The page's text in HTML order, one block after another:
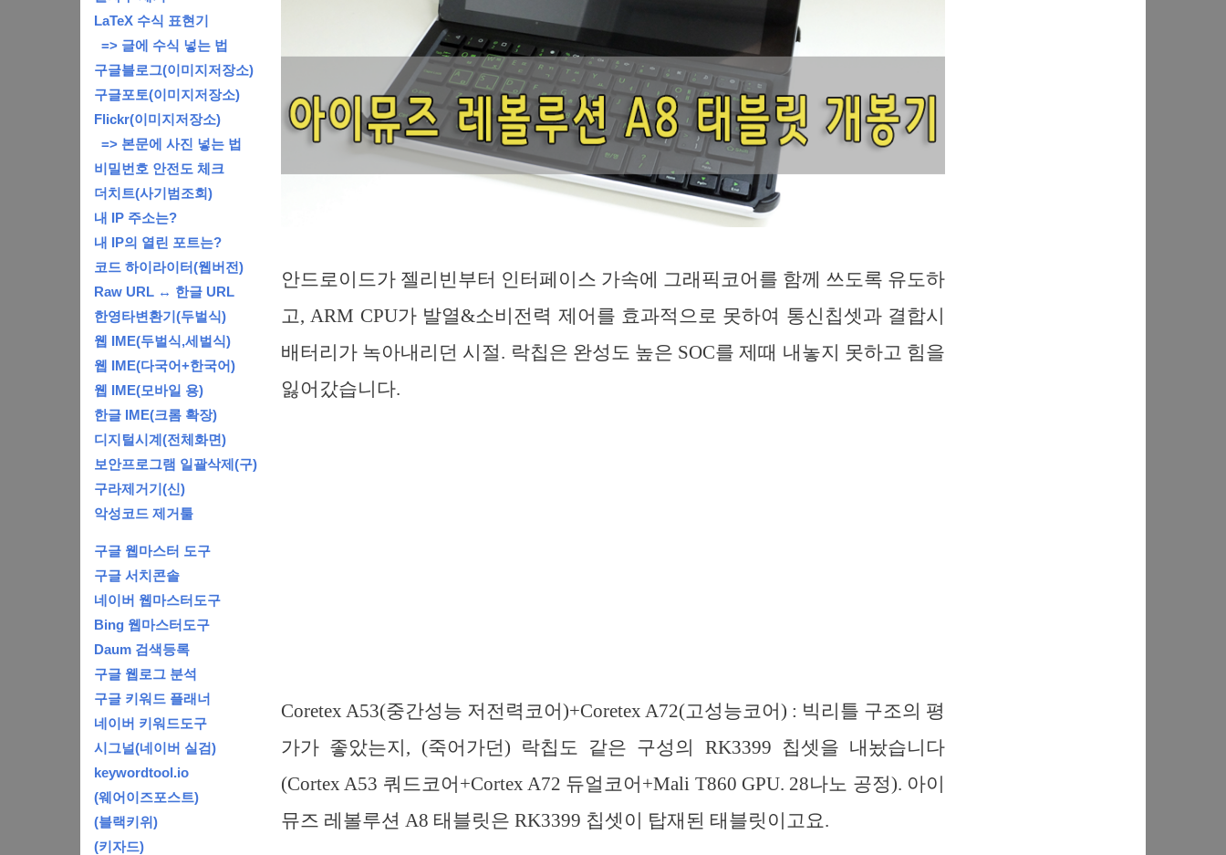
안드로이드가 젤리빈부터 인터페이스 가속에 그래픽코어를 함께 쓰도록 유도하
고, ARM CPU가 발열&소비전력 제어를 효과적으로 못하여 통신칩셋과 결합시
배터리가 녹아내리던 시절. 락칩은 완성도 높은 SOC를 제때 내놓지 못하고 힘을
잃어갔습니다.
Coretex A53(중간성능 저전력코어)+Coretex A72(고성능코어) : 빅리틀 구조의 평
가가 좋았는지, (죽어가던) 락칩도 같은 구성의 RK3399 칩셋을 내놨습니다
(Cortex A53 쿼드코어+Cortex A72 듀얼코어+Mali T860 GPU. 28나노 공정). 아이
뮤즈 레볼루션 A8 태블릿은 RK3399 칩셋이 탑재된 태블릿이고요.
LaTeX 수식 표현기
=> 글에 수식 넣는 법
구글블로그(이미지저장소)
구글포토(이미지저장소)
Flickr(이미지저장소)
=> 본문에 사진 넣는 법
비밀번호 안전도 체크
더치트(사기범조회)
내 IP 주소는?
내 IP의 열린 포트는?
코드 하이라이터(웹버전)
Raw URL ↔ 한글 URL
한영타변환기(두벌식)
웹 IME(두벌식,세벌식)
웹 IME(다국어+한국어)
웹 IME(모바일 용)
한글 IME(크롬 확장)
디지털시계(전체화면)
보안프로그램 일괄삭제(구)
구라제거기(신)
악성코드 제거툴
구글 웹마스터 도구
구글 서치콘솔
네이버 웹마스터도구
Bing 웹마스터도구
Daum 검색등록
구글 웹로그 분석
구글 키워드 플래너
네이버 키워드도구
시그널(네이버 실검)
keywordtool.io
(웨어이즈포스트)
(블랙키위)
(키자드)